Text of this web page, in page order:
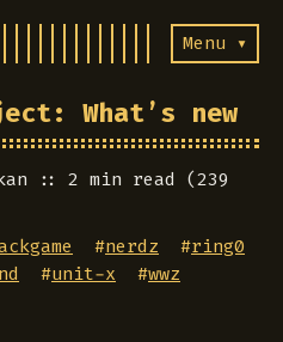
Menu ▾
What’s new
2 min read (239
#nerdz #ring0
#unit-x #wwz